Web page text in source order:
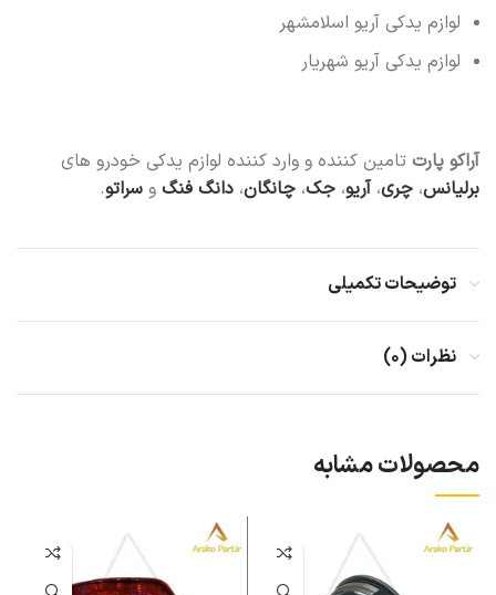
لوازم یدکی آریو اسلامشهر
لوازم یدکی آریو شهریار
آراکو پارت تامین کننده و وارد کننده لوازم یدکی خودرو های
برلیانس، چری،آریو، جک، چانگان، دانگ فنگ و سراتو.
توضیحات تکمیلی
نظرات (۰)
محصولات مشابه